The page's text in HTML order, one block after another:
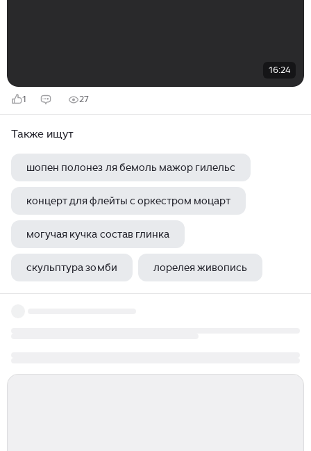
16:24
1 27
Также ищут
шопен полонез ля бемоль мажор гилельс
концерт для флейты с оркестром моцарт
могучая кучка состав глинка
скульптура зомби лорелея живопись